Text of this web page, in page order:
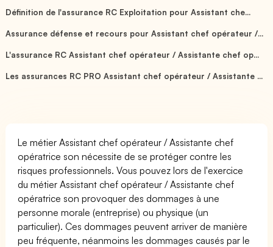
Définition de l'assurance RC Exploitation pour Assistant che...
Assurance défense et recours pour Assistant chef opérateur /...
L'assurance RC Assistant chef opérateur / Assistante chef op...
Les assurances RC PRO Assistant chef opérateur / Assistante ...
Le métier Assistant chef opérateur / Assistante chef
opératrice son nécessite de se protéger contre les
risques professionnels. Vous pouvez lors de l'exercice
du métier Assistant chef opérateur / Assistante chef
opératrice son provoquer des dommages à une
personne morale (entreprise) ou physique (un
particulier). Ces dommages peuvent arriver de manière
peu fréquente, néanmoins les dommages causés par le